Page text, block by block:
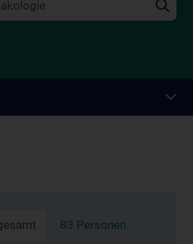
83 Personen